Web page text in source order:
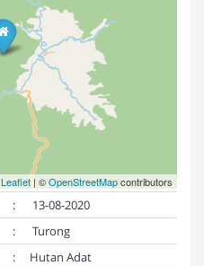
Leaflet | ©OpenStreetMapcontributors
:
13-08-2020
:
Turong
:
Hutan Adat